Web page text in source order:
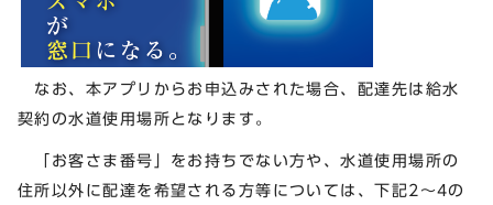
なお、本アプリからお申込みされた場合、配達先は給水
契約の水道使用場所となります。
「お客さま番号」をお持ちでない方や、水道使用場所の
住所以外に配達を希望される方等については、下記2～4の